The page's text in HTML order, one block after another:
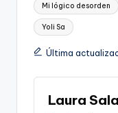
Mi lógico desorden
Yoli Sa
Última
Laura